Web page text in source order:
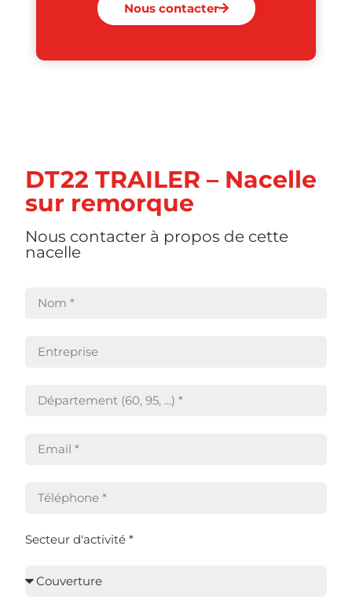
Nous contacter
DT22 TRAILER – Nacelle
sur remorque
Nous contacter à propos de cette
nacelle
Secteur d'activité *